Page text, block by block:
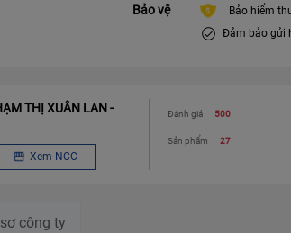
Bảo vệ Bảo hiểm
Đảm bảo gửi
THỊ XUÂN LAN -
Xem NCC
Đánh giá 500
Sản phẩm 27
công ty